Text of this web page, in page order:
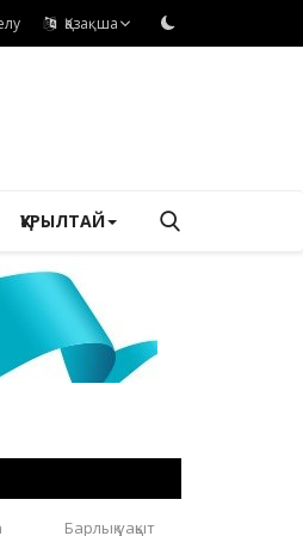
Қазақша
ҚҰРЫЛТАЙ
Барлық уақыт